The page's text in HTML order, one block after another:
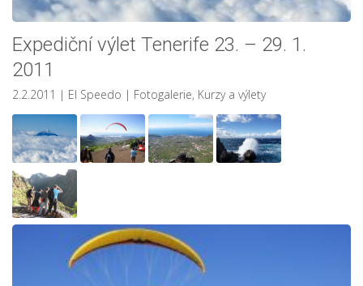
Expediční výlet Tenerife 23. – 29. 1.
2011
2.2.2011 | El Speedo | Fotogalerie, Kurzy a výlety